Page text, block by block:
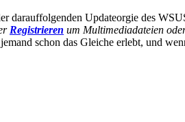
Updateorgie des
Registrieren um Multimediadateien
schon das Gleiche erlebt, und